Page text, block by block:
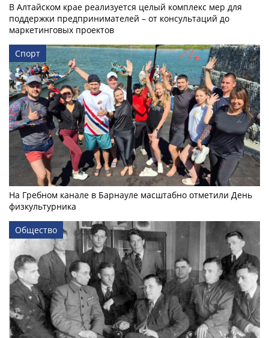
В Алтайском крае реализуется целый комплекс мер для
поддержки предпринимателей – от консультаций до
маркетинговых проектов
Спорт
На Гребном канале в Барнауле масштабно отметили День
физкультурника
Общество